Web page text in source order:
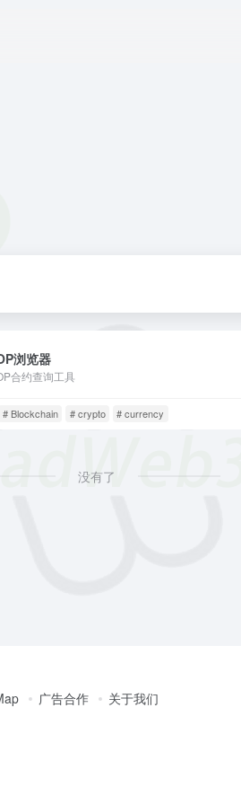
浏览器
合约查询工具
# Blockchain # crypto # currency
没有了
广告合作 关于我们